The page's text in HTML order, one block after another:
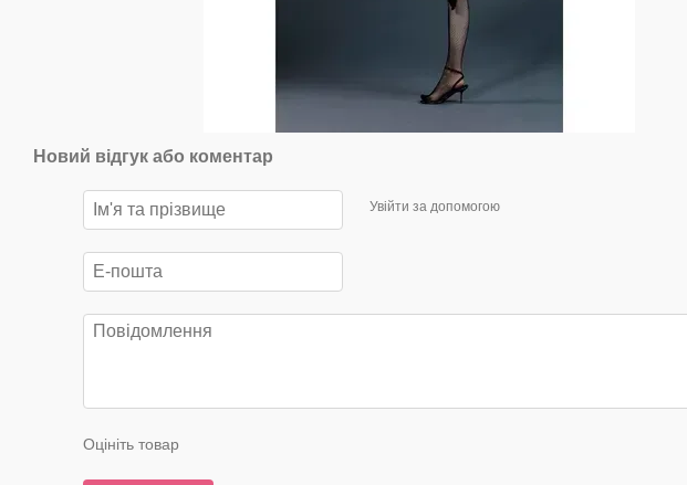
Новий відгук або коментар
Увійти за допомогою
Оцініть товар